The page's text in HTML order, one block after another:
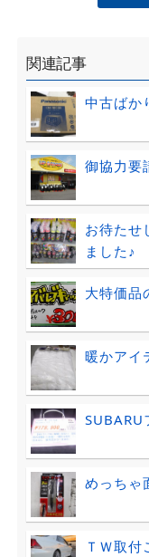
関連記事
中古ばか
御協力要
お待たせ
ました♪
大特価
暖かアイ
SUBARU
めっちゃ
ＴＷ取付